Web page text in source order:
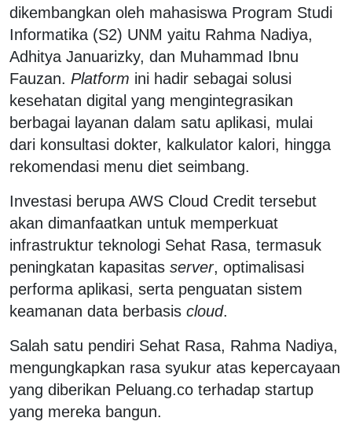
dikembangkan oleh mahasiswa Program Studi
Informatika (S2) UNM yaitu Rahma Nadiya,
Adhitya Januarizky, dan Muhammad Ibnu
Fauzan. Platform ini hadir sebagai solusi
kesehatan digital yang mengintegrasikan
berbagai layanan dalam satu aplikasi, mulai
dari konsultasi dokter, kalkulator kalori, hingga
rekomendasi menu diet seimbang.
Investasi berupa AWS Cloud Credit tersebut
akan dimanfaatkan untuk memperkuat
infrastruktur teknologi Sehat Rasa, termasuk
peningkatan kapasitas server, optimalisasi
performa aplikasi, serta penguatan sistem
keamanan data berbasis cloud.
Salah satu pendiri Sehat Rasa, Rahma Nadiya,
mengungkapkan rasa syukur atas kepercayaan
yang diberikan Peluang.co terhadap startup
yang mereka bangun.